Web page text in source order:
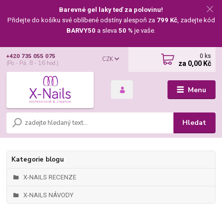
Barevné gel laky teď za polovinu!
Přidejte do košíku své oblíbené odstíny alespoň za 799 Kč, zadejte kód
BARVY50 a sleva 50 % je vaše.
Menu
CZK
Hledat
+420 735 055 075
(Po - Pá, 8 - 16 hod.)
0 ks
za 0,00 Kč
Kategorie blogu
X-NAILS RECENZE
X-NAILS NÁVODY